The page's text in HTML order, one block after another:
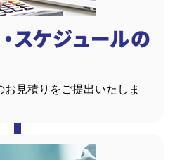
見積りをご提出いたしま